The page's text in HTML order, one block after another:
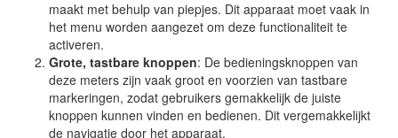
maakt met behulp van piepjes. Dit apparaat moet vaak in
het menu worden aangezet om deze functionaliteit te
activeren.
Grote, tastbare knoppen: De bedieningsknoppen van
deze meters zijn vaak groot en voorzien van tastbare
markeringen, zodat gebruikers gemakkelijk de juiste
knoppen kunnen vinden en bedienen. Dit vergemakkelijkt
de navigatie door het apparaat.